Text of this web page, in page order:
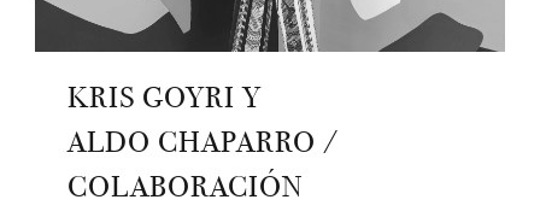
KRIS GOYRI Y
ALDO CHAPARRO /
COLABORACIÓN